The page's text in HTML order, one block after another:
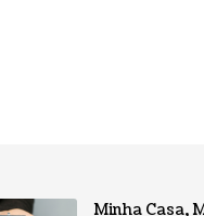
Minha Casa,